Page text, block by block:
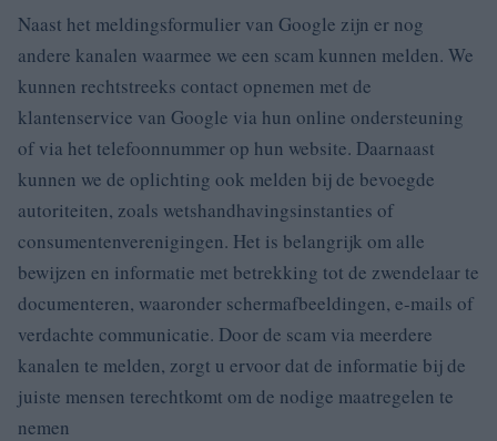
Naast het meldingsformulier van Google zijn er nog
andere kanalen waarmee we een scam kunnen melden. We
kunnen rechtstreeks contact opnemen met de
klantenservice van Google via hun online ondersteuning
of via het telefoonnummer op hun website. Daarnaast
kunnen we de oplichting ook melden bij de bevoegde
autoriteiten, zoals wetshandhavingsinstanties of
consumentenverenigingen. Het is belangrijk om alle
bewijzen en informatie met betrekking tot de zwendelaar te
documenteren, waaronder schermafbeeldingen, e-mails of
verdachte communicatie. Door de scam via meerdere
kanalen te melden, zorgt u ervoor dat de informatie bij de
juiste mensen terechtkomt om de nodige maatregelen te
nemen